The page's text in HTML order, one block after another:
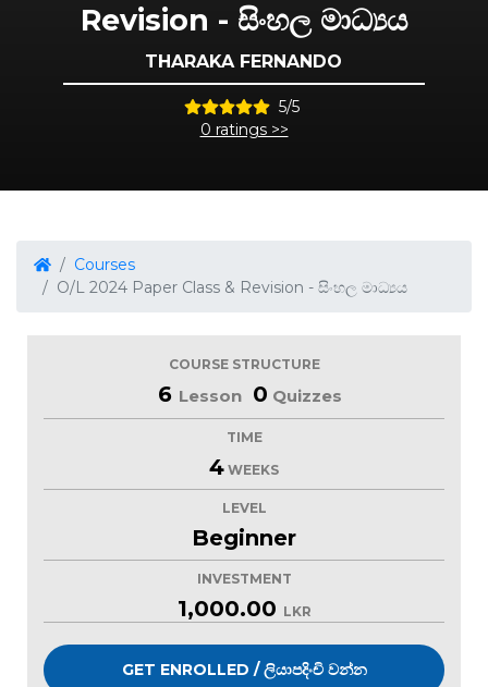
Revision - සිංහල මාධ්‍යය
THARAKA FERNANDO
5/5
0 ratings >>
Courses
O/L 2024 Paper Class & Revision - සිංහල මාධ්‍යය
COURSE STRUCTURE
6 Lesson 0 Quizzes
TIME
4 WEEKS
LEVEL
Beginner
INVESTMENT
1,000.00 LKR
GET ENROLLED / ලියාපදිංචි වන්න